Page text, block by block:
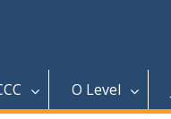
O Level